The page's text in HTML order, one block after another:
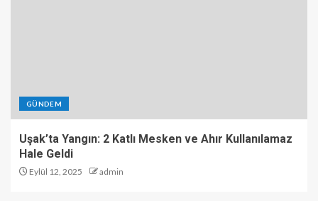
GÜNDEM
Uşak’ta Yangın: 2 Katlı Mesken ve Ahır Kullanılamaz
Hale Geldi
Eylül 12, 2025 admin